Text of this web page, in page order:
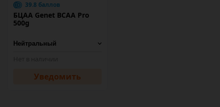
39.8 баллов
БЦАА Genet BCAA Pro
500g
Уведомить